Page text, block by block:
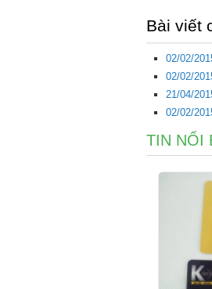
Bài viết
02/02/
02/02/
21/04/
02/02/
TIN NỔI